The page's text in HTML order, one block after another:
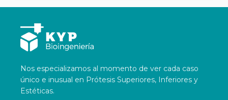
Nos especializamos al momento de ver cada caso
único e inusual en Prótesis Superiores, Inferiores y
Estéticas.